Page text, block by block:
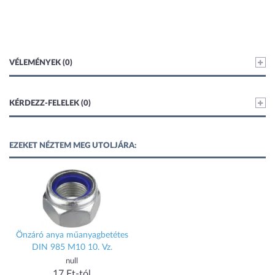
VÉLEMÉNYEK (0)
KÉRDEZZ-FELELEK (0)
EZEKET NÉZTEM MEG UTOLJÁRA:
Önzáró anya műanyagbetétes
DIN 985 M10 10. Vz.
null